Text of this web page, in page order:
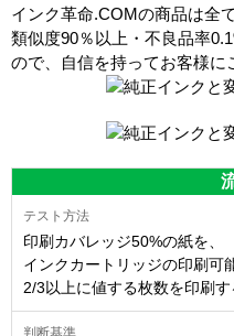
インク革命.COMの商品は全
類似度90％以上・不良品率
ので、自信を持ってお客様に
印刷カバレッジ50%の紙を、
インクカートリッジの印刷可
2/3以上に値する枚数を印刷す